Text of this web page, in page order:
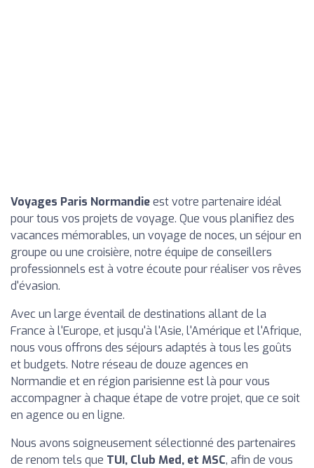
Voyages Paris Normandieest votre partenaire idéal
pour tous vos projets de voyage. Que vous planifiez des
vacances mémorables, un voyage de noces, un séjour en
groupe ou une croisière, notre équipe de conseillers
professionnels est à votre écoute pour réaliser vos rêves
d'évasion.
Avec un large éventail de destinations allant de la
France à l'Europe, et jusqu'à l'Asie, l'Amérique et l'Afrique,
nous vous offrons des séjours adaptés à tous les goûts
et budgets. Notre réseau de douze agences en
Normandie et en région parisienne est là pour vous
accompagner à chaque étape de votre projet, que ce soit
en agence ou en ligne.
Nous avons soigneusement sélectionné des partenaires
de renom tels que TUI, Club Med, et MSC, afin de vous